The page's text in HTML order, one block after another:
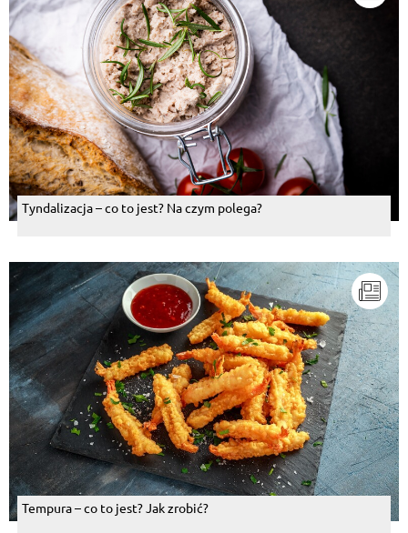
Tyndalizacja – co to jest? Na czym polega?
Tempura – co to jest? Jak zrobić?